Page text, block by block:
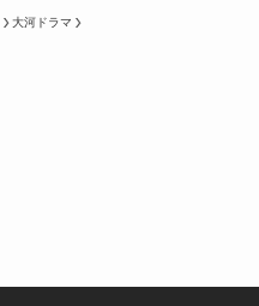
大河ドラマ